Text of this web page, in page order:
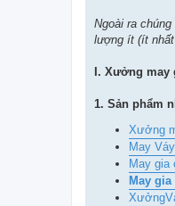
Ngoài ra
lượng ít (ít nhất
I. Xưởng
1. Sản phẩm
Xưởng
May
May gia
May
Xưởng